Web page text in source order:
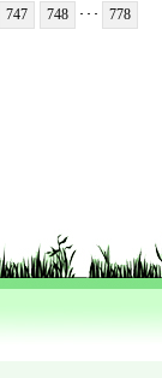
747 748 ･･･ 778